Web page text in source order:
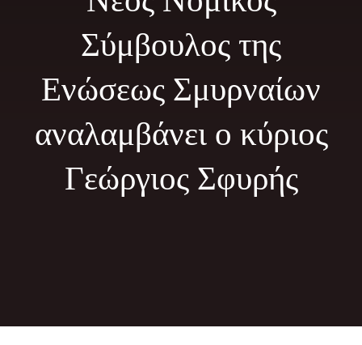
Τα Νέα μαςΣύμβουλος της
Ενώσεως Σμυρναίων
αναλαμβάνει ο κύριος
Γεώργιος Σφυρής